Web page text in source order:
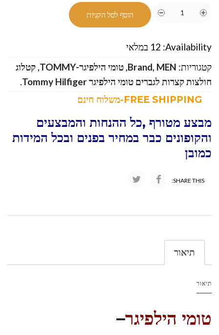
הוסף לסל הקניות
Availability: 12 במלאי
קטגוריות:
Brand, MEN
,טומי הילפיגר-TOMMY ,קטלוג
חולצות קצרות לגברים טומי הילפיגר Tommy Hilfiger
.
מבצע מטורף ,כל ההנחות והמבצעים
והקופונים כבר במחיר בפנים ובכל המידות
כמובן
SHARE THIS:
תיאור
תיאור
טומי הילפיגר–